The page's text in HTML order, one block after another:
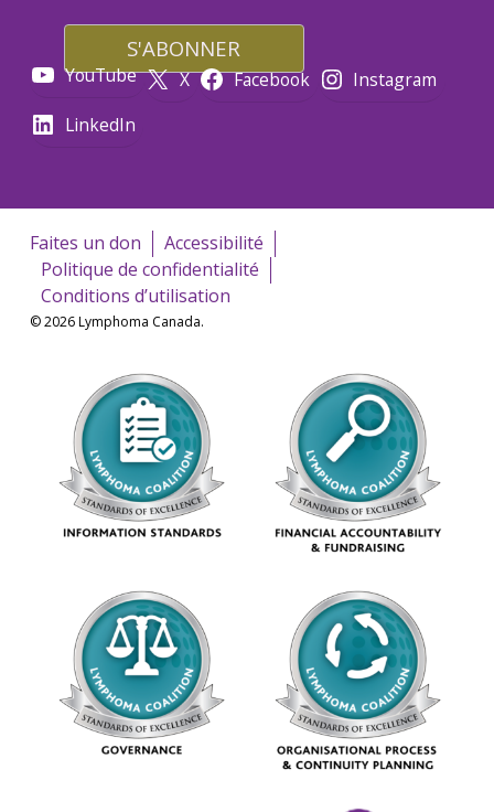
YouTube X Facebook
Instagram
LinkedIn
Faites un don
Accessibilité
Politique de confidentialité
Conditions d’utilisation
© 2026 Lymphoma Canada.